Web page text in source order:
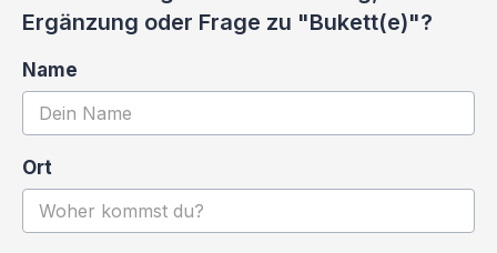
Ergänzung oder Frage zu "Bukett(e)"?
Name
Ort